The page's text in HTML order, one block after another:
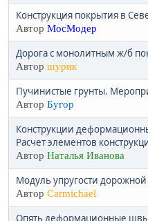
Конструкция покрытия в
Автор МосМодер
Дорога с монолитным ж/б
Автор шурик
Пучинистые грунты.
Автор Бугор
Конструкции
Расчет элементов
Автор Наталья Иванова
Модуль упругости
Автор Carmichael